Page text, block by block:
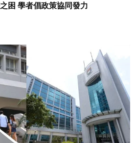
困 學者倡政策協同發力